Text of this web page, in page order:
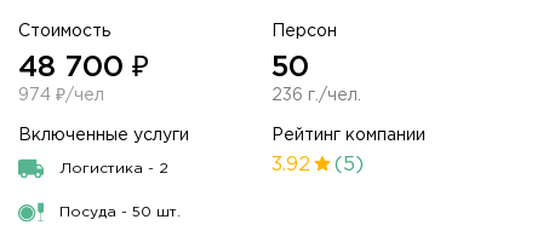
Стоимость
48 700 ₽
974 ₽/чел
Персон
50
236 г./чел.
Включенные услуги
Логистика - 2
Посуда - 50 шт.
Рейтинг компании
3.92 (5)